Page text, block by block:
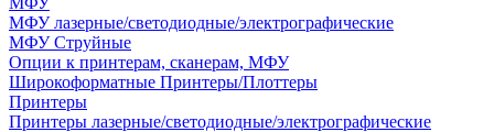
МФУ лазерные/светодиодные/электрографические
МФУ Струйные
Опции к принтерам, сканерам, МФУ
Широкоформатные Принтеры/Плоттеры
Принтеры
Принтеры лазерные/светодиодные/электрографические